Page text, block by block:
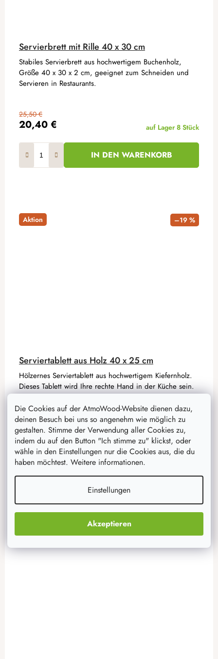
Die Cookies auf der AtmoWood-Website dienen dazu,
deinen Besuch bei uns so angenehm wie möglich zu
gestalten. Stimme der Verwendung aller Cookies zu,
indem du auf den Button "Ich stimme zu" klickst, oder
wähle in den Einstellungen nur die Cookies aus, die du
haben möchtest. Weitere informationen.
Einstellungen
Akzeptieren
Servierbrett mit Rille 40 x 30 cm
20,40 €
25,50 €
auf Lager 8 Stück
IN DEN WARENKORB
Stabiles Servierbrett aus hochwertigem Buchenholz,
Größe 40 x 30 x 2 cm, geeignet zum Schneiden und
Servieren in Restaurants.
Aktion –19 %
Serviertablett aus Holz 40 x 25 cm
12,60 €
15,70 €
auf Lager 10 Stück
IN DEN WARENKORB
Hölzernes Serviertablett aus hochwertigem Kiefernholz.
Dieses Tablett wird Ihre rechte Hand in der Küche sein.
Aktion